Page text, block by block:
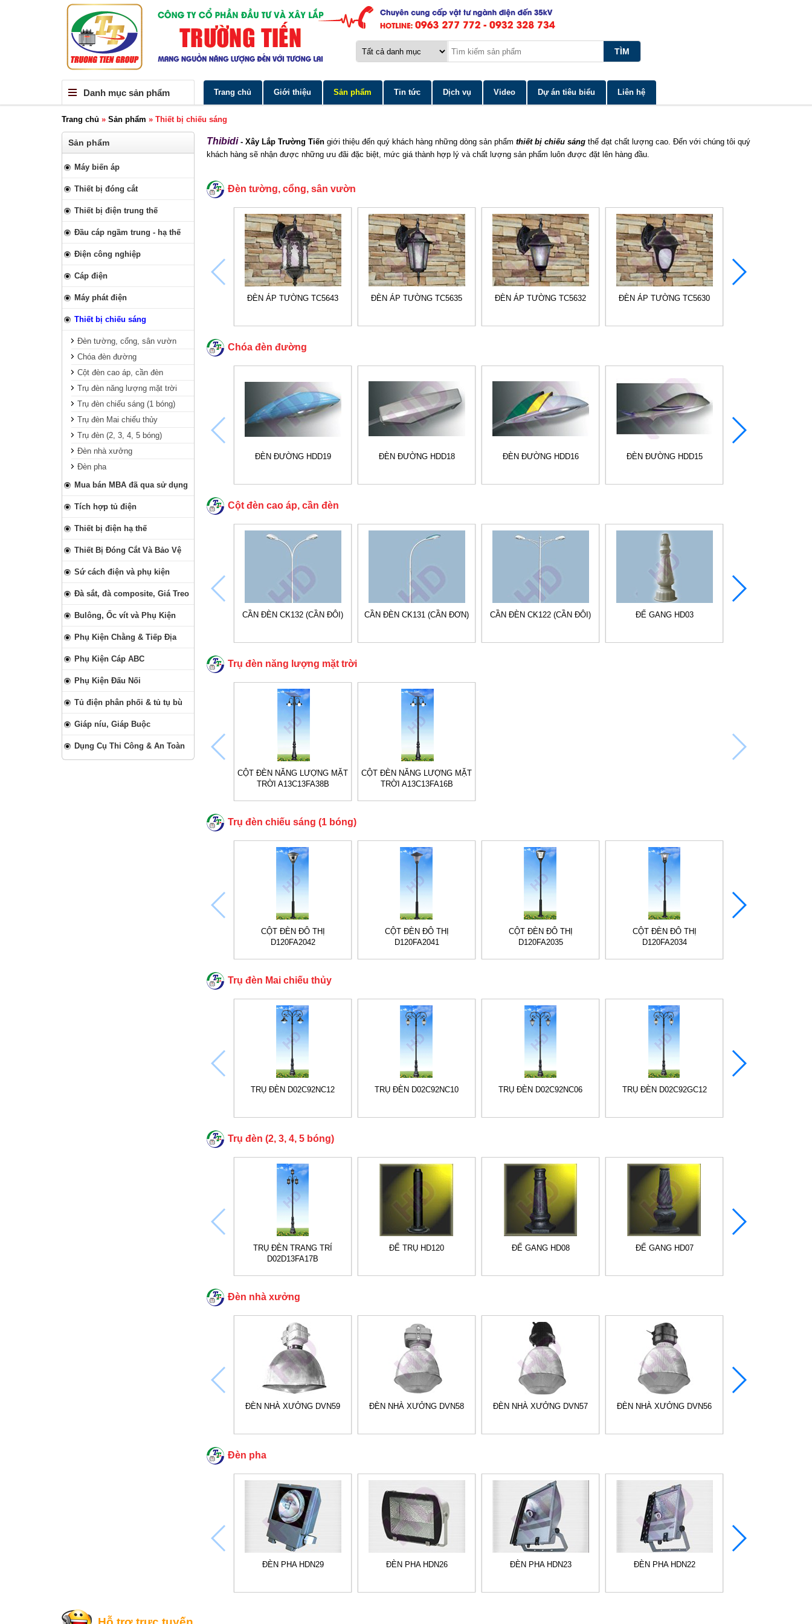
Danh mục sản phẩm Trang chủ Giới thiệu Sản phẩm Tin tức Dịch vụ Video Dự án tiêu biểu Liên hệ
Trang chủ » Sản phẩm » Thiết bị chiếu sáng
Sản phẩm
Máy biến áp
Thiết bị đóng cắt
Thiết bị điện trung thế
Đầu cáp ngầm trung - hạ thế
Điện công nghiệp
Cáp điện
Máy phát điện
Thiết bị chiếu sáng
Đèn tường, cổng, sân vườn
Chóa đèn đường
Cột đèn cao áp, cần đèn
Trụ đèn năng lượng mặt trời
Trụ đèn chiếu sáng (1 bóng)
Trụ đèn Mai chiếu thủy
Trụ đèn (2, 3, 4, 5 bóng)
Đèn nhà xưởng
Đèn pha
Mua bán MBA đã qua sử dụng
Tích hợp tủ điện
Thiết bị điện hạ thế
Thiết Bị Đóng Cắt Và Bảo Vệ
Sứ cách điện và phụ kiện
Đà sắt, đà composite, Giá Treo
Bulông, Ốc vít và Phụ Kiện
Phụ Kiện Chằng & Tiếp Địa
Phụ Kiện Cáp ABC
Phụ Kiện Đấu Nối
Tủ điện phân phối & tủ tụ bù
Giáp níu, Giáp Buộc
Dụng Cụ Thi Công & An Toàn
Thibidi - Xây Lắp Trường Tiến giới thiệu đến quý khách hàng những dòng sản phẩm thiết bị chiếu sáng thế đạt chất lượng cao. Đến với chúng tôi quý
khách hàng sẽ nhận được những ưu đãi đặc biệt, mức giá thành hợp lý và chất lượng sản phẩm luôn được đặt lên hàng đầu.
Đèn tường, cổng, sân vườn
ĐÈN ÁP TƯỜNG TC5643 ĐÈN ÁP TƯỜNG TC5635 ĐÈN ÁP TƯỜNG TC5632 ĐÈN ÁP TƯỜNG TC5630
Chóa đèn đường
ĐÈN ĐƯỜNG HDD19 ĐÈN ĐƯỜNG HDD18 ĐÈN ĐƯỜNG HDD16 ĐÈN ĐƯỜNG HDD15
Cột đèn cao áp, cần đèn
CẦN ĐÈN CK132 (CẦN ĐÔI) CẦN ĐÈN CK131 (CẦN ĐƠN) CẦN ĐÈN CK122 (CẦN ĐÔI) ĐẾ GANG HD03
Trụ đèn năng lượng mặt trời
CỘT ĐÈN NĂNG LƯỢNG MẶT
TRỜI A13C13FA38B
CỘT ĐÈN NĂNG LƯỢNG MẶT
TRỜI A13C13FA16B
Trụ đèn chiếu sáng (1 bóng)
CỘT ĐÈN ĐÔ THỊ
D120FA2042
CỘT ĐÈN ĐÔ THỊ
D120FA2041
CỘT ĐÈN ĐÔ THỊ
D120FA2035
CỘT ĐÈN ĐÔ THỊ
D120FA2034
Trụ đèn Mai chiếu thủy
TRỤ ĐÈN D02C92NC12 TRỤ ĐÈN D02C92NC10 TRỤ ĐÈN D02C92NC06 TRỤ ĐÈN D02C92GC12
Trụ đèn (2, 3, 4, 5 bóng)
TRỤ ĐÈN TRANG TRÍ
D02D13FA17B
ĐẾ TRỤ HD120 ĐẾ GANG HD08 ĐẾ GANG HD07
Đèn nhà xưởng
ĐÈN NHÀ XƯỞNG DVN59 ĐÈN NHÀ XƯỞNG DVN58 ĐÈN NHÀ XƯỞNG DVN57 ĐÈN NHÀ XƯỞNG DVN56
Đèn pha
ĐÈN PHA HDN29 ĐÈN PHA HDN26 ĐÈN PHA HDN23 ĐÈN PHA HDN22